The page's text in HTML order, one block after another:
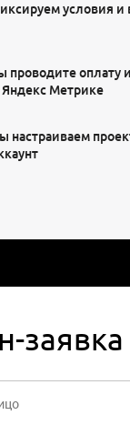
условия и
проводите оплату
Яндекс Метрике
настраиваем
заявка